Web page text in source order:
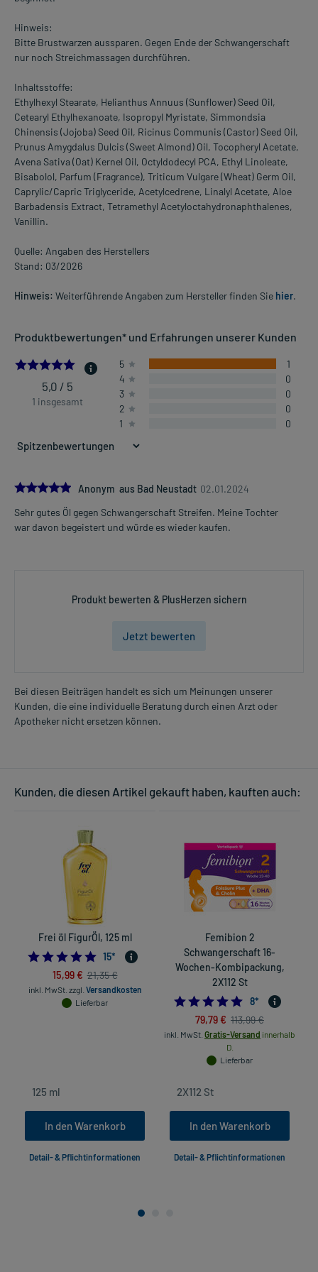
Hinweis:
Bitte Brustwarzen aussparen. Gegen Ende der Schwangerschaft
nur noch Streichmassagen durchführen.
Inhaltsstoffe:
Ethylhexyl Stearate, Helianthus Annuus (Sunflower) Seed Oil,
Cetearyl Ethylhexanoate, Isopropyl Myristate, Simmondsia
Chinensis (Jojoba) Seed Oil, Ricinus Communis (Castor) Seed Oil,
Prunus Amygdalus Dulcis (Sweet Almond) Oil, Tocopheryl Acetate,
Avena Sativa (Oat) Kernel Oil, Octyldodecyl PCA, Ethyl Linoleate,
Bisabolol, Parfum (Fragrance), Triticum Vulgare (Wheat) Germ Oil,
Caprylic/Capric Triglyceride, Acetylcedrene, Linalyl Acetate, Aloe
Barbadensis Extract, Tetramethyl Acetyloctahydronaphthalenes,
Vanillin.
Quelle: Angaben des Herstellers
Stand: 03/2026
Hinweis: Weiterführende Angaben zum Hersteller finden Sie hier.
Produktbewertungen* und Erfahrungen unserer Kunden
5.0
5,0 / 5
1 insgesamt
5
1
4
0
3
0
2
0
1
0
5.0Anonym aus Bad Neustadt 02.01.2024
Sehr gutes Öl gegen Schwangerschaft Streifen. Meine Tochter
war davon begeistert und würde es wieder kaufen.
Produkt bewerten & PlusHerzen sichern
Jetzt bewerten
Bei diesen Beiträgen handelt es sich um Meinungen unserer
Kunden, die eine individuelle Beratung durch einen Arzt oder
Apotheker nicht ersetzen können.
Kunden, die diesen Artikel gekauft haben, kauften auch:
Frei öl FigurÖl, 125 ml
4.866666666666666
15*
15,99 € 21,35 €
inkl. MwSt. zzgl. Versandkosten
Lieferbar
In den Warenkorb
Detail- & Pflichtinformationen
Femibion 2
Schwangerschaft 16-
Wochen-Kombipackung,
2X112 St
4.875
8*
79,79 € 113,99 €
inkl. MwSt. Gratis-Versand innerhalb
D.
Lieferbar
In den Warenkorb
Detail- & Pflichtinformationen